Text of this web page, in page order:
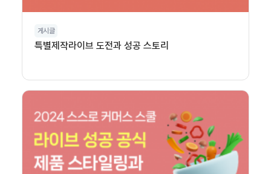
게시글
특별제작라이브 도전과 성공 스토리